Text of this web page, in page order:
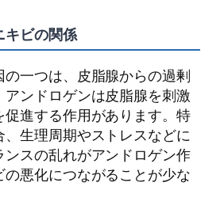
キビの関係
一つは、皮脂腺からの過剰
ンドロゲンは皮脂腺を刺激
促進する作用があります。特
生理周期やストレスなどに
ンスの乱れがアンドロゲン作
悪化につながることが少な